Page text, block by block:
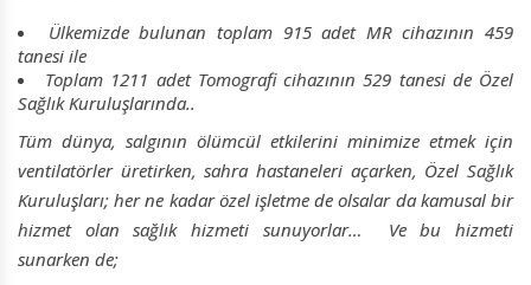
Ülkemizde bulunan toplam 915 adet MR cihazının 459
tanesi ile
Toplam 1211 adet Tomografi cihazının 529 tanesi de Özel
Sağlık Kuruluşlarında..
Tüm dünya, salgının ölümcül etkilerini minimize etmek için
ventilatörler üretirken, sahra hastaneleri açarken, Özel Sağlık
Kuruluşları; her ne kadar özel işletme de olsalar da kamusal bir
hizmet olan sağlık hizmeti sunuyorlar… Ve bu hizmeti
sunarken de;